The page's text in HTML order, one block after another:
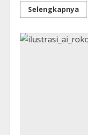
Selengkapnya